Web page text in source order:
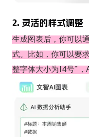
2. 灵活的样式调整
生成图表后，你可以
式。比如，你可以要
整字体大小为14号”，